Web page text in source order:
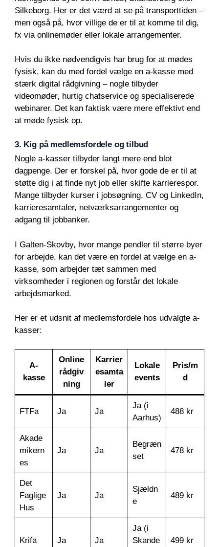
Silkeborg. Her er det værd at se på transporttiden –
men også på, hvor villige de er til at komme til dig,
fx via onlinemøder eller lokale arrangementer.
Hvis du ikke nødvendigvis har brug for at mødes
fysisk, kan du med fordel vælge en a-kasse med
stærk digital rådgivning – nogle tilbyder
videomøder, hurtig chatservice og specialiserede
webinarer. Det kan faktisk være mere effektivt end
at møde fysisk op.
3. Kig på medlemsfordele og tilbud
Nogle a-kasser tilbyder langt mere end blot
dagpenge. Der er forskel på, hvor gode de er til at
støtte dig i at finde nyt job eller skifte karrierespor.
Mange tilbyder kurser i jobsøgning, CV og LinkedIn,
karrieresamtaler, netværksarrangementer og
adgang til jobbanker.
I Galten-Skovby, hvor mange pendler til større byer
for arbejde, kan det være en fordel at vælge en a-
kasse, som arbejder tæt sammen med
virksomheder i regionen og forstår det lokale
arbejdsmarked.
Her er et udsnit af medlemsfordele hos udvalgte a-
kasser:
A-
kasse
Online
rådgiv
ning
Karrier
esamta
ler
Lokale
events
Pris/m
d
FTFa Ja Ja
Ja (i
Aarhus)
488 kr
Akade
mikern
es
Ja Ja
Begræn
set
478 kr
Det
Faglige
Hus
Ja Ja
Sjældn
e
489 kr
Krifa Ja Ja
Ja (i
Skande
499 kr